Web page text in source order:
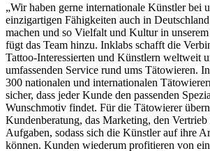
„Wir haben gerne internationale Künstler bei
einzigartigen Fähigkeiten auch in
machen und so Vielfalt und Kultur in
fügt das Team hinzu. Inklabs schafft die
Tattoo-Interessierten und Künstlern weltweit
umfassenden Service rund ums Tätowieren.
300 nationalen und internationalen
sicher, dass jeder Kunde den passenden
Wunschmotiv findet. Für die Tätowierer
Kundenberatung, das Marketing, den
Aufgaben, sodass sich die Künstler auf ihre
können. Kunden wiederum profitieren von